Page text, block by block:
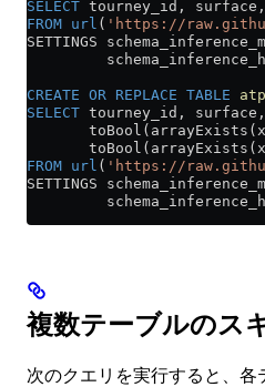
SELECT tourney_id, surface,
FROM url ( 'https://
SETTINGS
CREATE OR REPLACE TABLE
SELECT tourney_id, surface,
FROM url ( 'https://
SETTINGS
複数テーブルのス
次のクエリを実行すると、